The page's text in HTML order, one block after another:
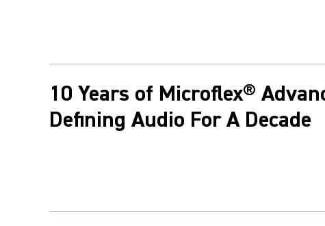
10 Years of Microflex®
Defining Audio For A Decade